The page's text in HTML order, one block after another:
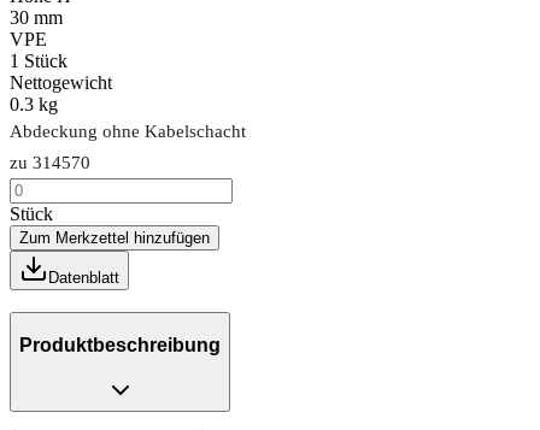
30 mm
VPE
1 Stück
Nettogewicht
0.3 kg
Abdeckung ohne Kabelschacht
zu 314570
Stück
Zum Merkzettel hinzufügen
Datenblatt
Produktbeschreibung